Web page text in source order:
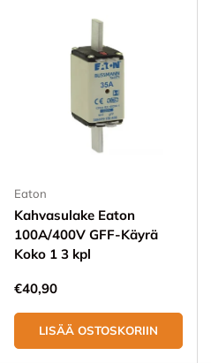
Eaton
Kahvasulake Eaton
100A/400V GFF-Käyrä
Koko 1 3 kpl
Normaali hinta
€40,90
LISÄÄ OSTOSKORIIN